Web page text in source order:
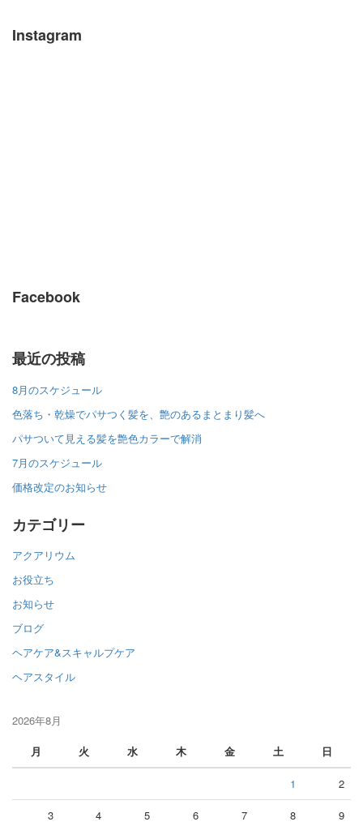
Instagram
Facebook
最近の投稿
8月のスケジュール
色落ち・乾燥でパサつく髪を、艶のあるまとまり髪へ
パサついて見える髪を艶色カラーで解消
7月のスケジュール
価格改定のお知らせ
カテゴリー
アクアリウム
お役立ち
お知らせ
ブログ
ヘアケア&スキャルプケア
ヘアスタイル
2026年8月
月
火 水 木 金 土 日
1 2
3 4 5 6 7 8 9